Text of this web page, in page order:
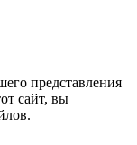
представления
сайт, вы